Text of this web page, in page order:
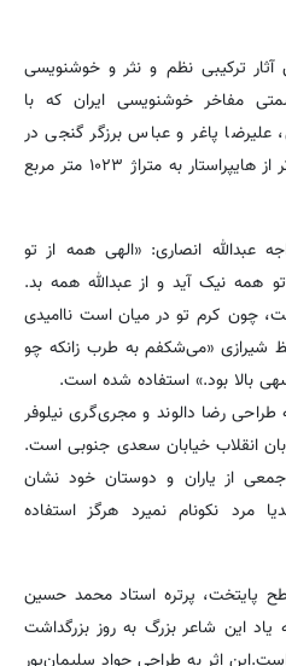
ترکیبی نظم و نثر و خوشنویسی
به اثر دیوارنگاری ۴ قسمتی مفاخر خوشنویسی ایران که با
پاغر و عباس برزگر گنجی در
بزرگراه باکری جنوب به شمال بالاتر از هایپراستار به متراژ ۱۰۲۳ متر مربع
عبدالله انصاری: «الهی همه از تو
تو همه نیک آید و از عبدالله همه بد.
چون کرم تو در میان است ناامیدی
شیرازی «می‌شکفم به طرب زانکه چو
بالا بود.» استفاده شده است.
رضا دالوند و مجری‌گری نیلوفر
۶۷ متربع در خیابان انقلاب خیابان سعدی جنوبی است.
از یاران و دوستان خود نشان
نکونام نمیرد هرگز استفاده
پایتخت، پرتره استاد محمد حسین
شهریورماه به یاد این شاعر بزرگ به روز بزرگداشت